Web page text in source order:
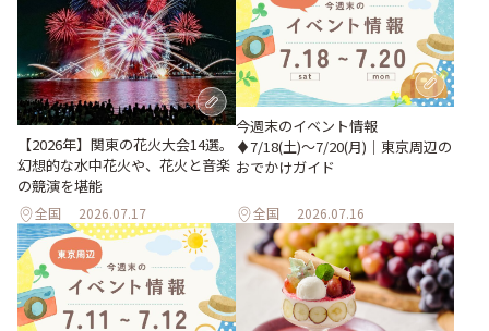
【2026年】関東の花火大会14選。
幻想的な水中花火や、花火と音楽
の競演を堪能
全国 2026.07.17
今週末のイベント情報
♦︎7/18(土)〜7/20(月)｜東京周辺の
おでかけガイド
全国 2026.07.16